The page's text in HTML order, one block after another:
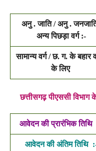
अनु . जाति / अनु .
अन्य पिछड़ा वर्ग :-
सामान्य वर्ग / छ. ग. के बहार
के लिए
छत्तीसगढ़ पीएससी विभाग
आवेदन की प्रारंभिक
आवेदन की अंतिम तिथि